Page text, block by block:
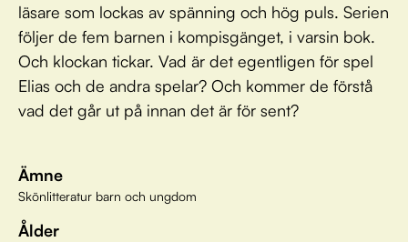
läsare som lockas av spänning och hög puls. Serien
följer de fem barnen i kompisgänget, i varsin bok.
Och klockan tickar. Vad är det egentligen för spel
Elias och de andra spelar? Och kommer de förstå
vad det går ut på innan det är för sent?
Ämne
Skönlitteratur barn och ungdom
Ålder